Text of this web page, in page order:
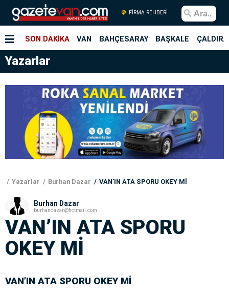
FİRMA REHBERİ
SON DAKİKA VAN BAHÇESARAY BAŞKALE
Yazarlar
Yazarlar Burhan Dazar VAN’IN ATA SPORU OKEY Mİ
Burhan Dazar
burhandazar@hotmail.com
VAN’IN ATA SPORU
OKEY Mİ
VAN’IN ATA SPORU OKEY Mİ